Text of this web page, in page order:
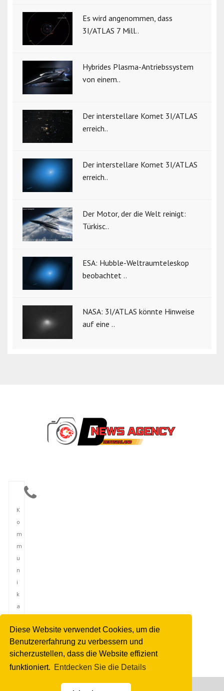
Diese Website verwendet Cookies, um die
Benutzererfahrung zu verbessern und
sicherzustellen, dass die Website effizient
funktioniert. Entdecken Sie die Details
Es wird angenommen, dass
3I/ATLAS 7 Mill..
Hybrides Plasma-Antriebssystem
von einem..
Der interstellare Komet 3I/ATLAS
erreich..
Der interstellare Komet 3I/ATLAS
erreich..
Der Motor, der die Welt reinigt:
Türkisc..
ESA: Hubble-Weltraumteleskop
beobachtet ..
NASA: 3I/ATLAS könnte Hinweise
auf eine ..
K
o
m
m
u
n
i
k
a
i
o
n